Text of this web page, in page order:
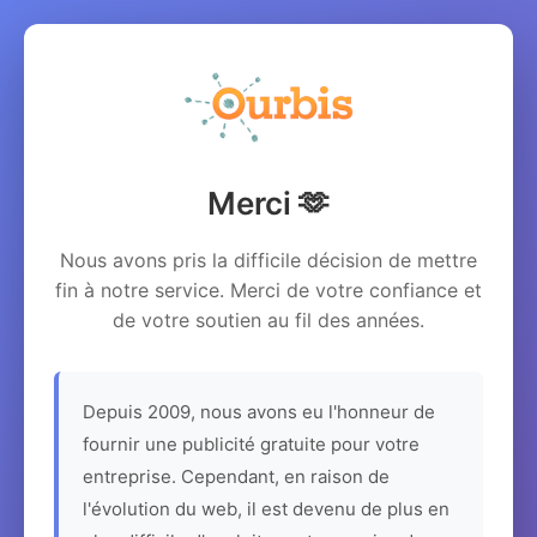
Merci 🫶
Nous avons pris la difficile décision de mettre
fin à notre service. Merci de votre confiance et
de votre soutien au fil des années.
Depuis 2009, nous avons eu l'honneur de
fournir une publicité gratuite pour votre
entreprise. Cependant, en raison de
l'évolution du web, il est devenu de plus en